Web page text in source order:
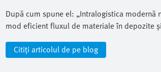
După cum spune el: „Intralogistica modernă
mod eficient fluxul de materiale în depozite
Citiți articolul de pe blog